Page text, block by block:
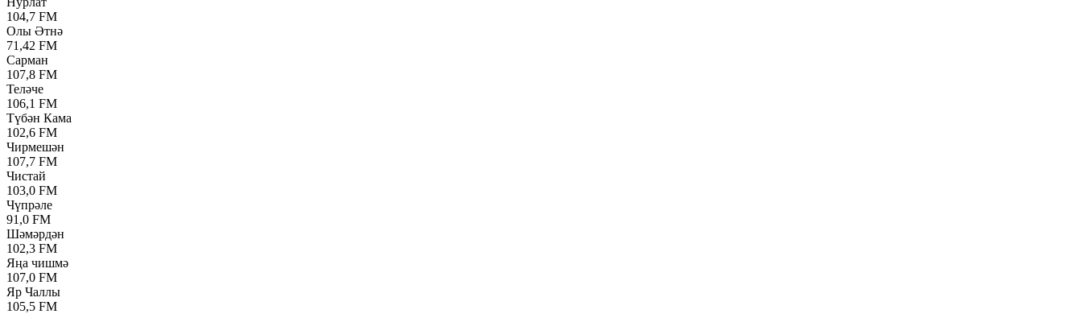
104,7 FM
Олы Әтнә
71,42 FM
Сарман
107,8 FM
Теләче
106,1 FM
Түбән Кама
102,6 FM
Чирмешән
107,7 FM
Чистай
103,0 FM
Чүпрәле
91,0 FM
Шәмәрдән
102,3 FM
Яңа чишмә
107,0 FM
Яр Чаллы
105,5 FM